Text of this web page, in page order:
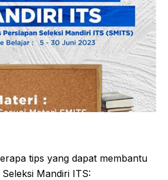
tips yang dapat membantu
Mandiri ITS: